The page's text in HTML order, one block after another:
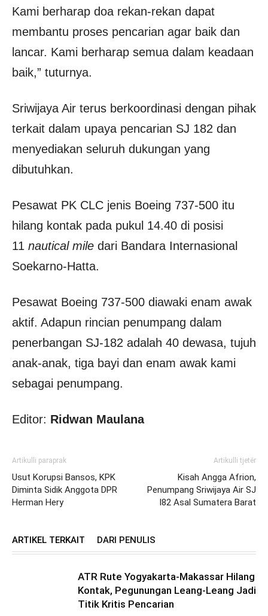
Kami berharap doa rekan-rekan dapat
membantu proses pencarian agar baik dan
lancar. Kami berharap semua dalam keadaan
baik,” tuturnya.
Sriwijaya Air terus berkoordinasi dengan pihak
terkait dalam upaya pencarian SJ 182 dan
menyediakan seluruh dukungan yang
dibutuhkan.
Pesawat PK CLC jenis Boeing 737-500 itu
hilang kontak pada pukul 14.40 di posisi
11 nautical mile dari Bandara Internasional
Soekarno-Hatta.
Pesawat Boeing 737-500 diawaki enam awak
aktif. Adapun rincian penumpang dalam
penerbangan SJ-182 adalah 40 dewasa, tujuh
anak-anak, tiga bayi dan enam awak kami
sebagai penumpang.
Editor: Ridwan Maulana
Artikulli paraprak
Usut Korupsi Bansos, KPK
Diminta Sidik Anggota DPR
Herman Hery
Artikulli tjetër
Kisah Angga Afrion,
Penumpang Sriwijaya Air SJ
I82 Asal Sumatera Barat
ARTIKEL TERKAIT DARI PENULIS
ATR Rute Yogyakarta-Makassar Hilang
Kontak, Pegunungan Leang-Leang Jadi
Titik Kritis Pencarian